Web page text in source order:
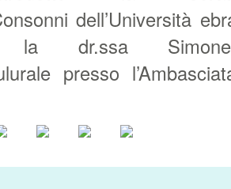
dell’Università
la dr.ssa
presso